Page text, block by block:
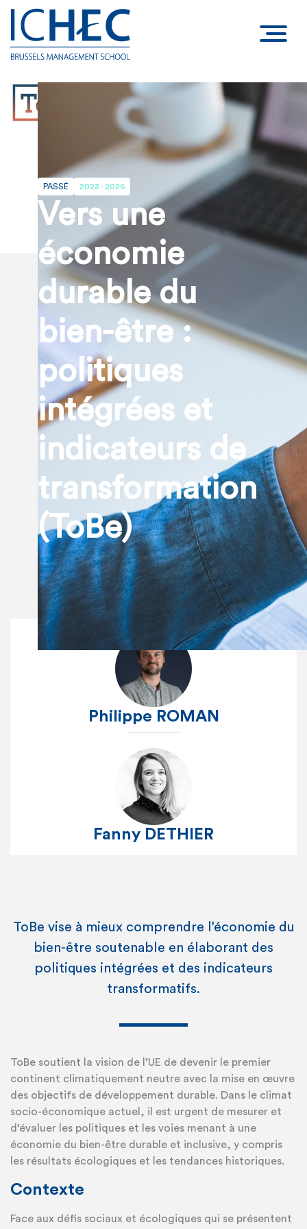
Vers une
économie
durable du
bien-être :
politiques
intégrées et
indicateurs de
transformation
(ToBe)
PASSÉ 2023 - 2026
Philippe ROMAN
Fanny DETHIER
ToBe vise à mieux comprendre l’économie du
bien-être soutenable en élaborant des
politiques intégrées et des indicateurs
transformatifs.
ToBe soutient la vision de l’UE de devenir le premier
continent climatiquement neutre avec la mise en œuvre
des objectifs de développement durable. Dans le climat
socio-économique actuel, il est urgent de mesurer et
d’évaluer les politiques et les voies menant à une
économie du bien-être durable et inclusive, y compris
les résultats écologiques et les tendances historiques.
Contexte
Face aux défis sociaux et écologiques qui se présentent